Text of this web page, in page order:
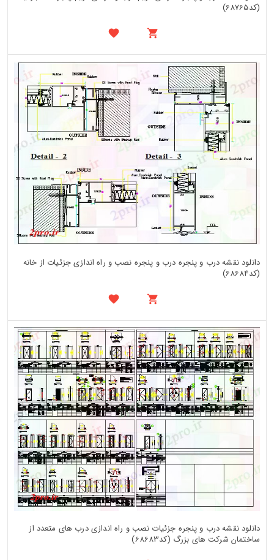
(کد68765)
دانلود نقشه درب و پنجره درب و پنجره نصب و راه اندازی جزئیات از خانه
(کد68684)
دانلود نقشه درب و پنجره جزئیات نصب و راه اندازی درب های متعدد از
ساختمان شرکت های بزرگ (کد68683)